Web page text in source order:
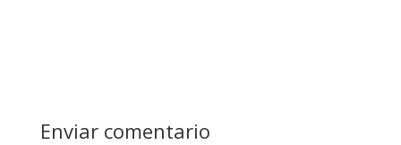
Enviar comentario